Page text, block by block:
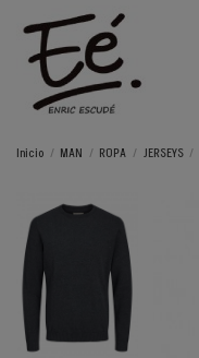
Inicio MAN ROPA JERSEYS